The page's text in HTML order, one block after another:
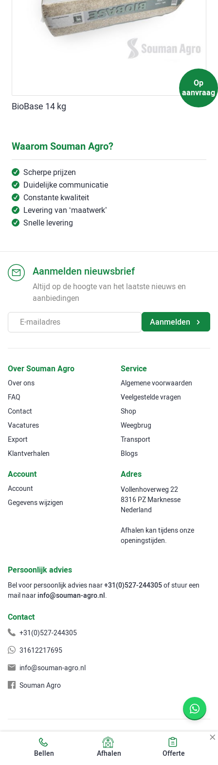
Op
aanvraag
BioBase 14 kg
Waarom Souman Agro?
Scherpe prijzen
Duidelijke communicatie
Constante kwaliteit
Levering van ‘maatwerk’
Snelle levering
Aanmelden nieuwsbrief
Altijd op de hoogte van het laatste nieuws en
aanbiedingen
Aanmelden
Over Souman Agro
Over ons
FAQ
Contact
Vacatures
Export
Klantverhalen
Service
Algemene voorwaarden
Veelgestelde vragen
Shop
Weegbrug
Transport
Blogs
Account
Account
Gegevens wijzigen
Adres
Vollenhoverweg 22
8316 PZ Marknesse
Nederland
Afhalen kan tijdens onze
openingstijden.
Persoonlijk advies
Bel voor persoonlijk advies naar+31(0)527-244305of stuur een
mail naar info@souman-agro.nl .
Contact
+31(0)527-244305
31612217695
info@souman-agro.nl
Souman Agro
2026 © Souman Agro B.V. | Alle prijzen zijn exclusief BTW, tenzij
anders aangegeven.
Bellen
Afhalen Offerte